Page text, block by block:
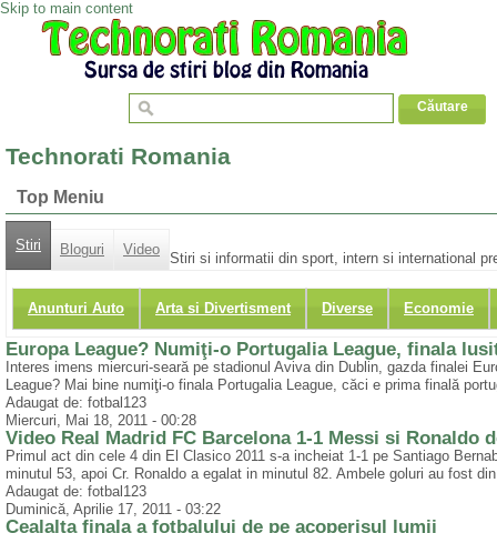
Skip to main content
Technorati Romania
Top Meniu
Stiri Bloguri Video
Anunturi Auto Arta si Divertisment Diverse Economie
Stiri si informatii din sport, intern si international
Europa League? Numiţi-o Portugalia League, finala
Interes imens miercuri-seară pe stadionul Aviva din Dublin, gazda finalei
League? Mai bine numiţi-o finala Portugalia League, căci e prima finală
Adaugat de: fotbal123
Miercuri, Mai 18, 2011 - 00:28
Video Real Madrid FC Barcelona 1-1 Messi si Ronaldo
Primul act din cele 4 din El Clasico 2011 s-a incheiat 1-1 pe Santiago
minutul 53, apoi Cr. Ronaldo a egalat in minutul 82. Ambele goluri au fost
Adaugat de: fotbal123
Duminică, Aprilie 17, 2011 - 03:22
Cealalta finala a fotbalului de pe acoperisul lumii